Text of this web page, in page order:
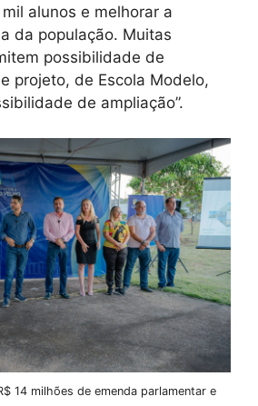
alunos e melhorar a
da população. Muitas
possibilidade de
projeto, de Escola Modelo,
de ampliação”.
14 milhões de emenda parlamentar e